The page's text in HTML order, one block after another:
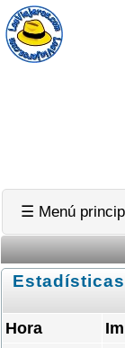
☰ Menú
Hora